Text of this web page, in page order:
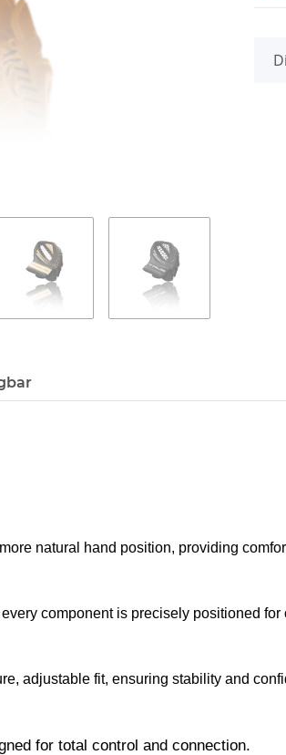
x
natural hand position, providing
component is precisely positioned
adjustable fit, ensuring stability and
for total control and connection.